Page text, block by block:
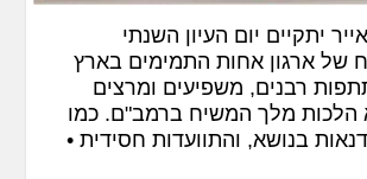
יתקיים יום העיון השנתי
של ארגון אחות התמימים בארץ
רבנים, משפיעים ומרצים
הלכות מלך המשיח ברמב"ם. כמו
בנושא, והתוועדות חסידית •